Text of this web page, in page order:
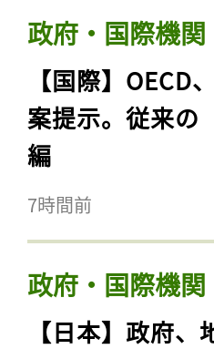
政府・国際機関
【国際】OECD
案提示。従来の
編
7時間前
政府・国際機関
【日本】政府